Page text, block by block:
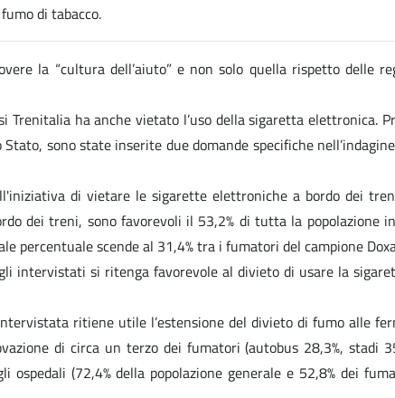
di tabacco.
la “cultura dell’aiuto” e non solo quella rispetto
ha anche vietato l’uso della sigaretta elettronica.
sono state inserite due domande specifiche
di vietare le sigarette elettroniche a bordo dei
dei treni, sono favorevoli il 53,2% di tutta la popolazione
percentuale scende al 31,4% tra i fumatori del campione
intervistati si ritenga favorevole al divieto di usare la
ritiene utile l’estensione del divieto di fumo alle
di circa un terzo dei fumatori (autobus 28,3%, stadi
(72,4% della popolazione generale e 52,8% dei